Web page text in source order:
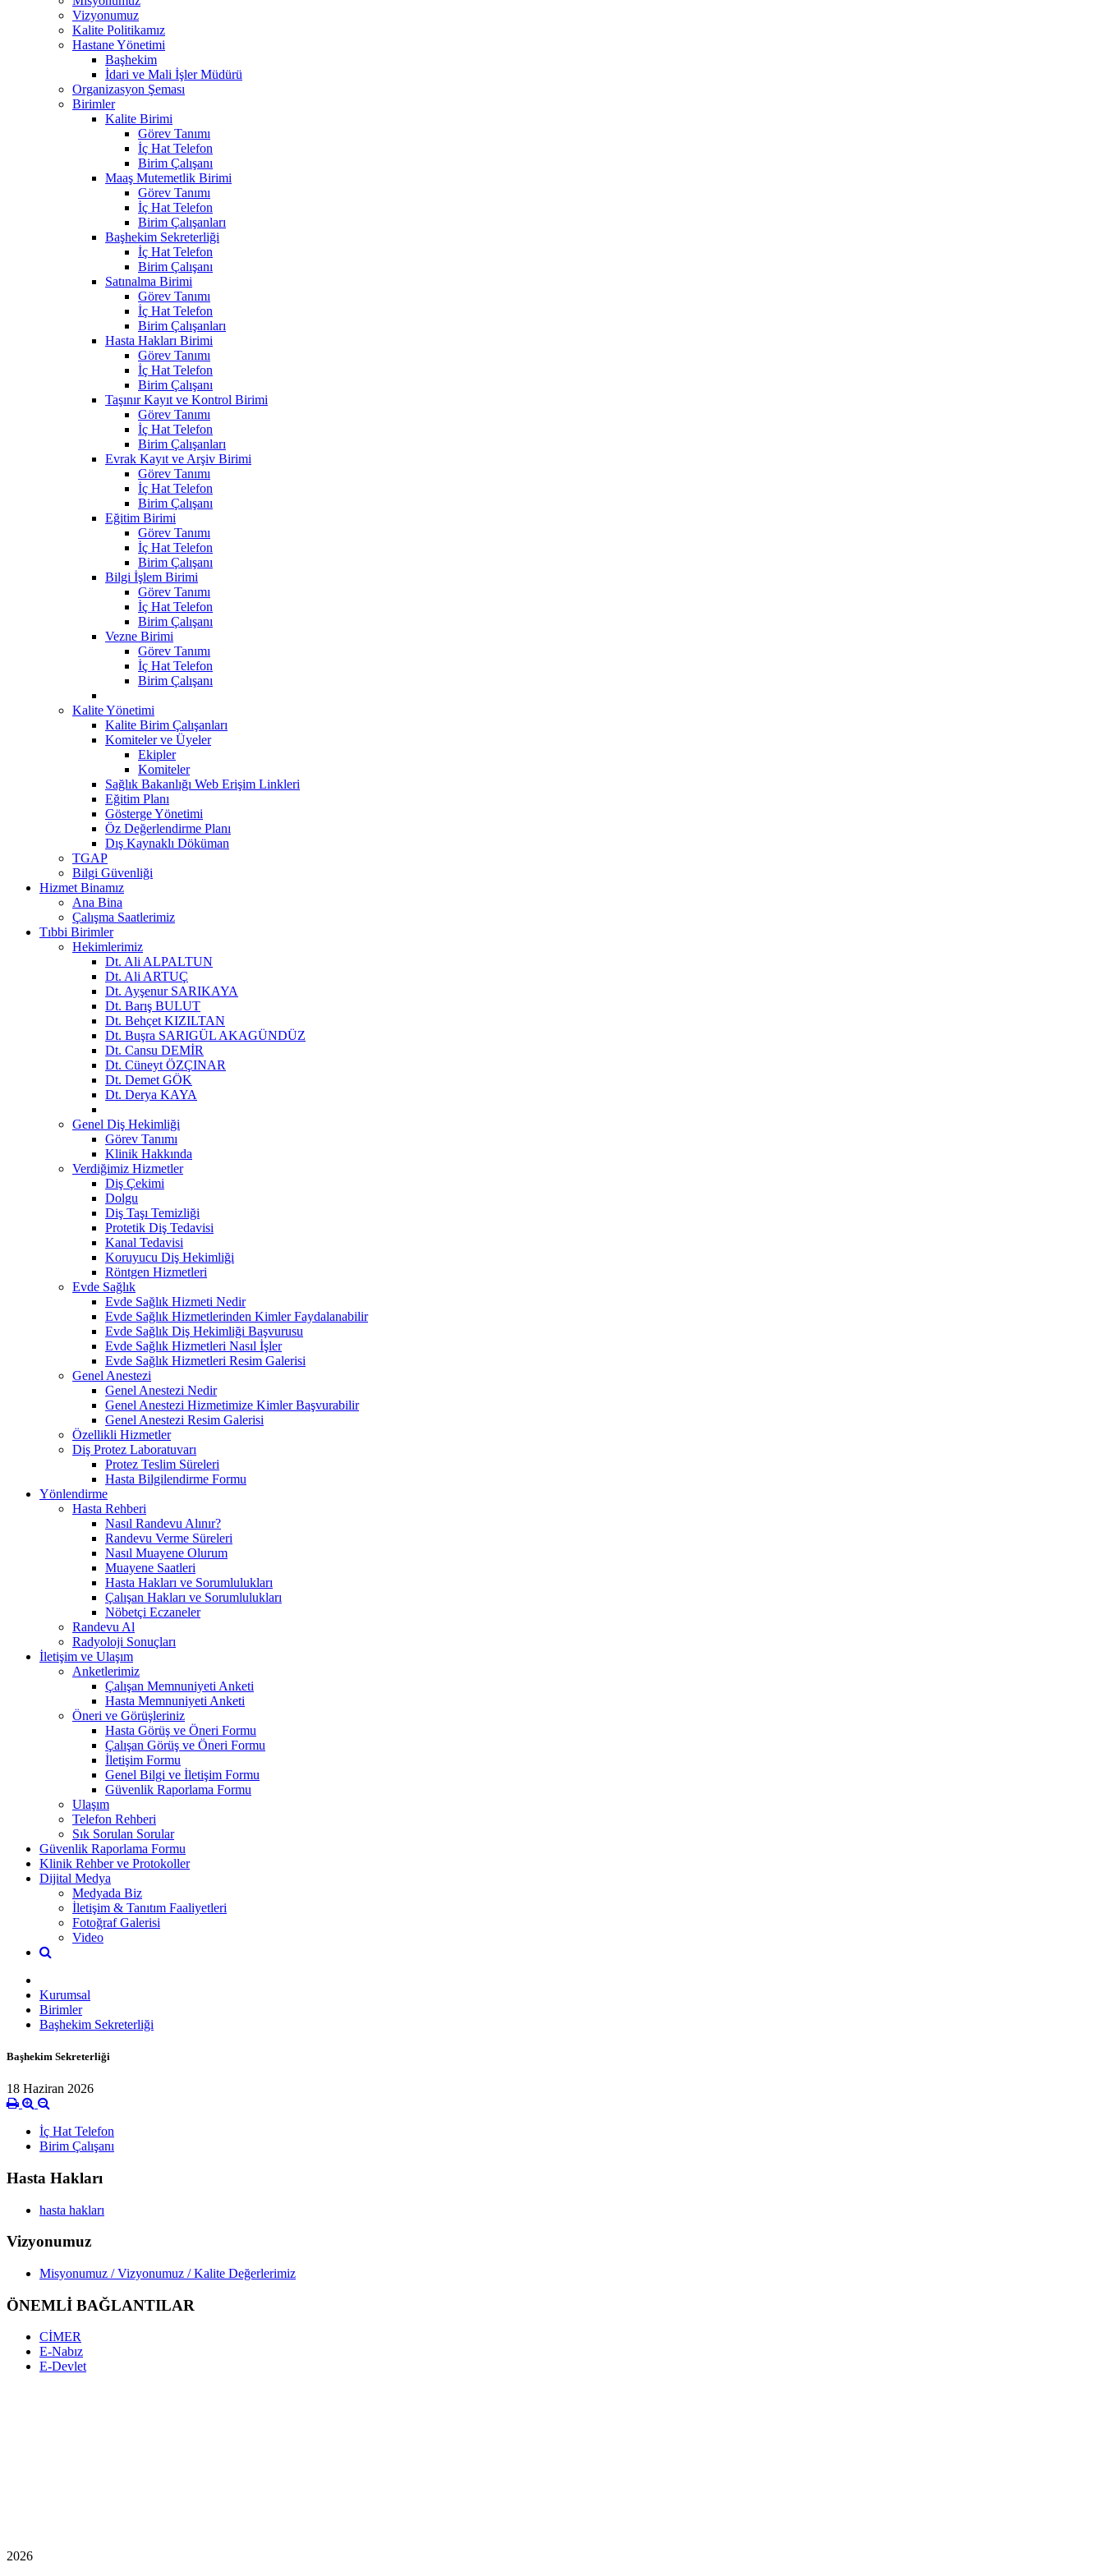
Vizyonumuz
Kalite Politikamız
Hastane Yönetimi
Başhekim
İdari ve Mali İşler Müdürü
Organizasyon Şeması
Birimler
Kalite Birimi
Görev Tanımı
İç Hat Telefon
Birim Çalışanı
Maaş Mutemetlik Birimi
Görev Tanımı
İç Hat Telefon
Birim Çalışanları
Başhekim Sekreterliği
İç Hat Telefon
Birim Çalışanı
Satınalma Birimi
Görev Tanımı
İç Hat Telefon
Birim Çalışanları
Hasta Hakları Birimi
Görev Tanımı
İç Hat Telefon
Birim Çalışanı
Taşınır Kayıt ve Kontrol Birimi
Görev Tanımı
İç Hat Telefon
Birim Çalışanları
Evrak Kayıt ve Arşiv Birimi
Görev Tanımı
İç Hat Telefon
Birim Çalışanı
Eğitim Birimi
Görev Tanımı
İç Hat Telefon
Birim Çalışanı
Bilgi İşlem Birimi
Görev Tanımı
İç Hat Telefon
Birim Çalışanı
Vezne Birimi
Görev Tanımı
İç Hat Telefon
Birim Çalışanı
Kalite Yönetimi
Kalite Birim Çalışanları
Komiteler ve Üyeler
Ekipler
Komiteler
Sağlık Bakanlığı Web Erişim Linkleri
Eğitim Planı
Gösterge Yönetimi
Öz Değerlendirme Planı
Dış Kaynaklı Döküman
TGAP
Bilgi Güvenliği
Hizmet Binamız
Ana Bina
Çalışma Saatlerimiz
Tıbbi Birimler
Hekimlerimiz
Dt. Ali ALPALTUN
Dt. Ali ARTUÇ
Dt. Ayşenur SARIKAYA
Dt. Barış BULUT
Dt. Behçet KIZILTAN
Dt. Buşra SARIGÜL AKAGÜNDÜZ
Dt. Cansu DEMİR
Dt. Cüneyt ÖZÇINAR
Dt. Demet GÖK
Dt. Derya KAYA
Genel Diş Hekimliği
Görev Tanımı
Klinik Hakkında
Verdiğimiz Hizmetler
Diş Çekimi
Dolgu
Diş Taşı Temizliği
Protetik Diş Tedavisi
Kanal Tedavisi
Koruyucu Diş Hekimliği
Röntgen Hizmetleri
Evde Sağlık
Evde Sağlık Hizmeti Nedir
Evde Sağlık Hizmetlerinden Kimler Faydalanabilir
Evde Sağlık Diş Hekimliği Başvurusu
Evde Sağlık Hizmetleri Nasıl İşler
Evde Sağlık Hizmetleri Resim Galerisi
Genel Anestezi
Genel Anestezi Nedir
Genel Anestezi Hizmetimize Kimler Başvurabilir
Genel Anestezi Resim Galerisi
Özellikli Hizmetler
Diş Protez Laboratuvarı
Protez Teslim Süreleri
Hasta Bilgilendirme Formu
Yönlendirme
Hasta Rehberi
Nasıl Randevu Alınır?
Randevu Verme Süreleri
Nasıl Muayene Olurum
Muayene Saatleri
Hasta Hakları ve Sorumlulukları
Çalışan Hakları ve Sorumlulukları
Nöbetçi Eczaneler
Randevu Al
Radyoloji Sonuçları
İletişim ve Ulaşım
Anketlerimiz
Çalışan Memnuniyeti Anketi
Hasta Memnuniyeti Anketi
Öneri ve Görüşleriniz
Hasta Görüş ve Öneri Formu
Çalışan Görüş ve Öneri Formu
İletişim Formu
Genel Bilgi ve İletişim Formu
Güvenlik Raporlama Formu
Ulaşım
Telefon Rehberi
Sık Sorulan Sorular
Güvenlik Raporlama Formu
Klinik Rehber ve Protokoller
Dijital Medya
Medyada Biz
İletişim & Tanıtım Faaliyetleri
Fotoğraf Galerisi
Video
Kurumsal
Birimler
Başhekim Sekreterliği
Başhekim Sekreterliği
18 Haziran 2026
İç Hat Telefon
Birim Çalışanı
Hasta Hakları
hasta hakları
Vizyonumuz
Misyonumuz / Vizyonumuz / Kalite Değerlerimiz
ÖNEMLİ BAĞLANTILAR
CİMER
E-Nabız
E-Devlet
2026